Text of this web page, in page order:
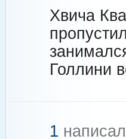
Хвича
Голлини
1